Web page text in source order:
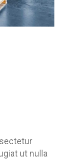
ut nulla